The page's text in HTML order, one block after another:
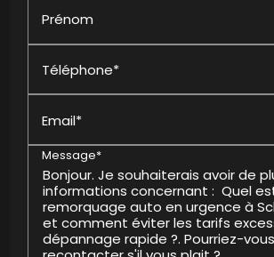
Prénom
Téléphone*
Email*
Message*